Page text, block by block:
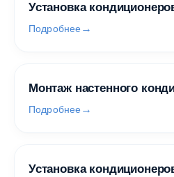
Установка
Подробнее
Монтаж настенного
Подробнее
Установка